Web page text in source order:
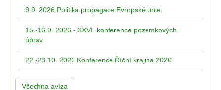
9.9. 2026 Politika propagace Evropské unie
15.-16.9. 2026 - XXVI. konference pozemkových
úprav
22.-23.10. 2026 Konference Říční krajina 2026
Všechna avíza